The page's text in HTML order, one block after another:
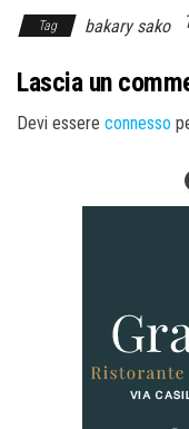
Tag bakary sako
Lascia un
Devi essere connesso